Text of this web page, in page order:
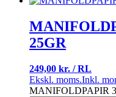
25GR
249,00 kr. / RL
Ekskl. moms.Inkl.
MANIFOLDPAPIR